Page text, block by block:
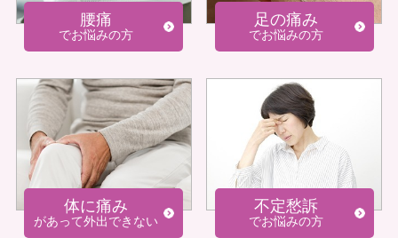
腰痛
でお悩みの方
足の痛み
でお悩みの方
体に痛み
があって外出できない
不定愁訴
でお悩みの方